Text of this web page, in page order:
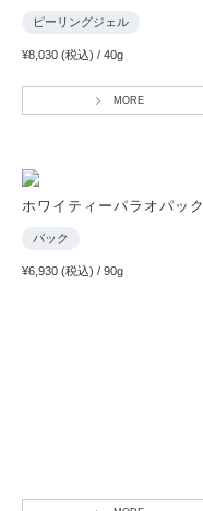
ピーリングジェル
¥8,030 (税込) / 40g
MORE
ホワイティーパラオパック
パック
¥6,930 (税込) / 90g